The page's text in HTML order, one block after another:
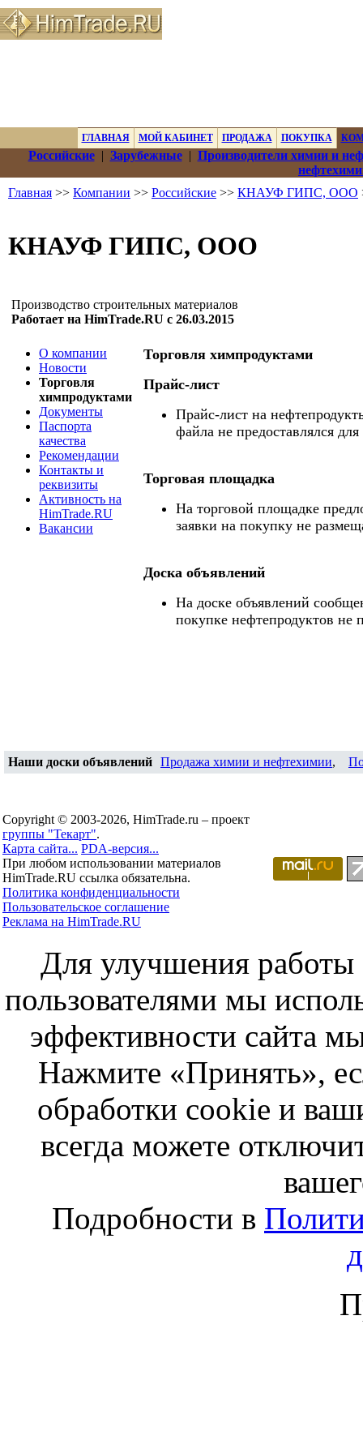
ГЛАВНАЯ МОЙ КАБИНЕТ ПРОДАЖА ПОКУПКА
Российские| Зарубежные| Производители химии и
Главная >> Компании >> Российские >> КНАУФ ГИПС, ООО
КНАУФ ГИПС, ООО
Производство строительных материалов
Работает на HimTrade.RU с 26.03.2015
О компании
Новости
Торговля
химпродуктами
Документы
Паспорта
качества
Рекомендации
Контакты и
реквизиты
Активность на
HimTrade.RU
Вакансии
Торговля химпродуктами
Прайс-лист
Прайс-лист на
файла не предоставлялся
Торговая площадка
На торговой площадке
заявки на покупку не
Доска объявлений
На доске объявлений
покупке нефтепродуктов не
Наши доски объявлений Продажа химии и нефтехимии,
Copyright © 2003-2026, HimTrade.ru – проект
группы "Текарт".
Карта сайта... PDA-версия...
При любом использовании материалов
HimTrade.RU ссылка обязательна.
Политика конфиденциальности
Пользовательское соглашение
Реклама на HimTrade.RU
Для улучшения работы
пользователями мы
эффективности сайта
Нажмите «Принять»,
обработки cookie и
всегда можете
Подробности в